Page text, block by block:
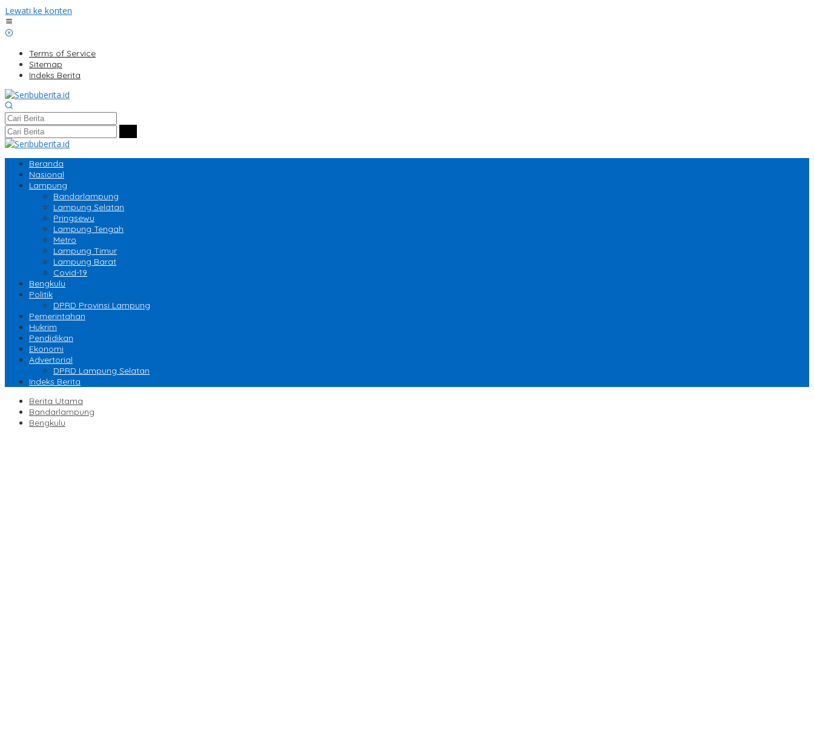
Lewati ke konten
Terms of Service
Sitemap
Indeks Berita
Beranda
Nasional
Lampung
Bandarlampung
Lampung Selatan
Pringsewu
Lampung Tengah
Metro
Lampung Timur
Lampung Barat
Covid-19
Bengkulu
Politik
DPRD Provinsi Lampung
Pemerintahan
Hukrim
Pendidikan
Ekonomi
Advertorial
DPRD Lampung Selatan
Indeks Berita
Berita Utama
Bandarlampung
Bengkulu